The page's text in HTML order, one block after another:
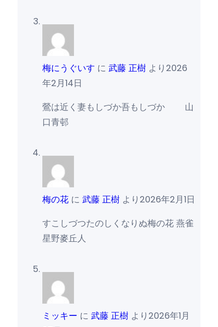
梅にうぐいす に 武藤 正樹より 2026
年2月14日
鶯は近く妻もしづか吾もしづか 山
口青邨
梅の花に 武藤 正樹より 2026年2月1日
すこしづつたのしくなりぬ梅の花 燕雀
星野麥丘人
ミッキー に 武藤 正樹より 2026年1月